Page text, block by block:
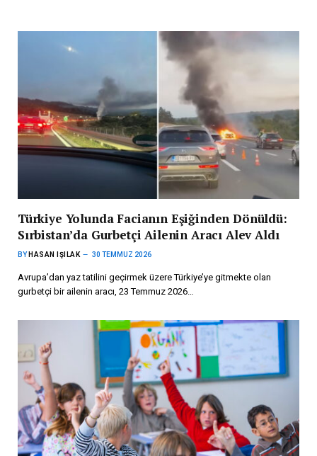
Türkiye Yolunda Facianın Eşiğinden Dönüldü:
Sırbistan’da Gurbetçi Ailenin Aracı Alev Aldı
BY HASAN IŞILAK 30 TEMMUZ 2026
Avrupa’dan yaz tatilini geçirmek üzere Türkiye’ye gitmekte olan
gurbetçi bir ailenin aracı, 23 Temmuz 2026…